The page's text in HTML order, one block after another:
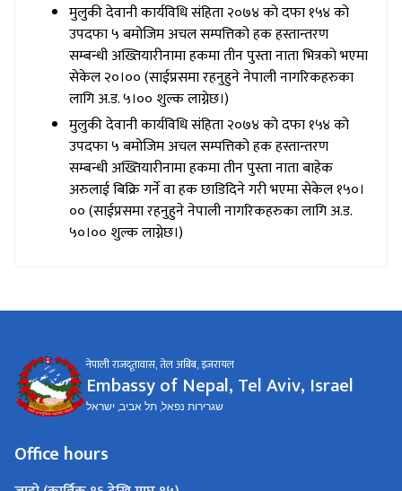
मुलुकी देवानी कार्यविधि संहिता २०७४ को दफा १५४ को
उपदफा ५ बमोजिम अचल सम्पत्तिको हक हस्तान्तरण
सम्बन्धी अख्तियारीनामा हकमा तीन पुस्ता नाता भित्रको भएमा
सेकेल २०।०० (साईप्रसमा रहनुहुने नेपाली नागरिकहरुका
लागि अ.ड. ५।०० शुल्क लाग्नेछ।)
मुलुकी देवानी कार्यविधि संहिता २०७४ को दफा १५४ को
उपदफा ५ बमोजिम अचल सम्पत्तिको हक हस्तान्तरण
सम्बन्धी अख्तियारीनामा हकमा तीन पुस्ता नाता बाहेक
अरुलाई बिक्रि गर्ने वा हक छाडिदिने गरी भएमा सेकेल १५०।
०० (साईप्रसमा रहनुहुने नेपाली नागरिकहरुका लागि अ.ड.
५०।०० शुल्क लाग्नेछ।)
नेपाली राजदूतावास, तेल अबिब, ‍इजरायल
Embassy of Nepal, Tel Aviv, Israel
שגרירות נפאל, תל אביב, ישראל
Office hours